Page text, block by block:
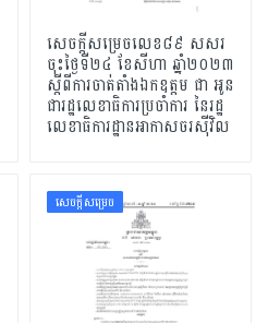
សេចក្តីសម្រេចលេខ៨៩ សសរ
ចុះថ្ងៃទី២៤ ខែសីហា ឆ្នាំ២០២៣
ស្តីពីការចាត់តាំងឯកឧត្តម ជា អូន
ជារដ្ឋលេខាធិការប្រចាំការ នៃរដ្ឋ
លេខាធិការដ្ឋានអាកាសចរស៊ីវិល
សេចក្ដីសម្រេច